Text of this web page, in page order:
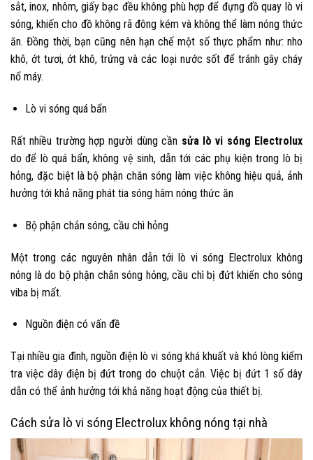
sắt, inox, nhôm, giấy bạc đều không phù hợp để đựng đồ quay lò vi
sóng, khiến cho đồ không rã đông kém và không thể làm nóng thức
ăn. Đồng thời, bạn cũng nên hạn chế một số thực phẩm như: nho
khô, ớt tươi, ớt khô, trứng và các loại nước sốt để tránh gây cháy
nổ máy.
Lò vi sóng quá bẩn
Rất nhiều trường hợp người dùng cần sửa lò vi sóng Electrolux
do để lò quá bẩn, không vệ sinh, dẫn tới các phụ kiện trong lò bị
hỏng, đặc biệt là bộ phận chắn sóng làm việc không hiệu quả, ảnh
hưởng tới khả năng phát tia sóng hâm nóng thức ăn
Bộ phận chắn sóng, cầu chì hỏng
Một trong các nguyên nhân dẫn tới lò vi sóng Electrolux không
nóng là do bộ phận chắn sóng hỏng, cầu chì bị đứt khiến cho sóng
viba bị mất.
Nguồn điện có vấn đề
Tại nhiều gia đình, nguồn điện lò vi sóng khá khuất và khó lòng kiểm
tra việc dây điện bị đứt trong do chuột cắn. Việc bị đứt 1 số dây
dẫn có thể ảnh hưởng tới khả năng hoạt động của thiết bị.
Cách sửa lò vi sóng Electrolux không nóng tại nhà